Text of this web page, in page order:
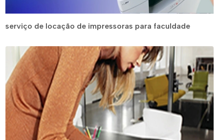
serviço de locação de impressoras para faculdade